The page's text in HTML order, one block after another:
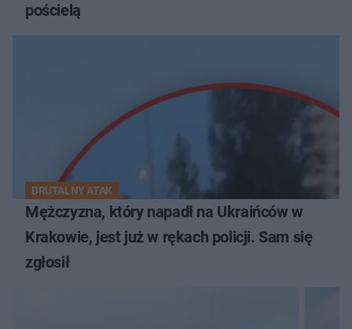
pościelą
BRUTALNY ATAK
Mężczyzna, który napadł na Ukraińców w
Krakowie, jest już w rękach policji. Sam się
zgłosił